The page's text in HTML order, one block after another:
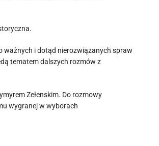
ważnych i dotąd nierozwiązanych spraw
tematem dalszych rozmów z
Zełenskim. Do rozmowy
wygranej w wyborach